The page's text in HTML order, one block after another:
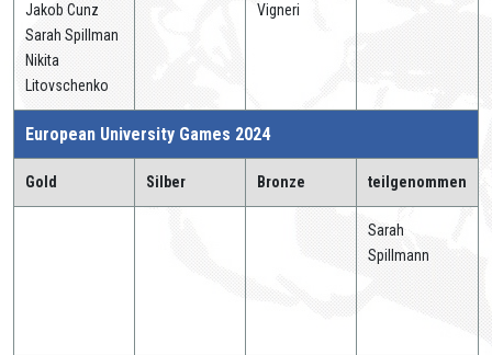
Jakob Cunz
Sarah Spillman
Nikita
Litovschenko
Vigneri
European University Games 2024
Gold Silber Bronze teilgenommen
Sarah
Spillmann